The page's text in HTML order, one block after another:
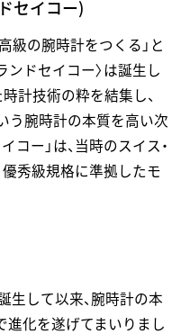
セイコー)
級の腕時計をつくる」と
ンドセイコー〉は誕生し
計技術の粋を結集し、
いう腕時計の本質を高い次
ー」は、当時のスイス・
優秀級規格に準拠したモ
生して以来、腕時計の本
化を遂げてまいりまし